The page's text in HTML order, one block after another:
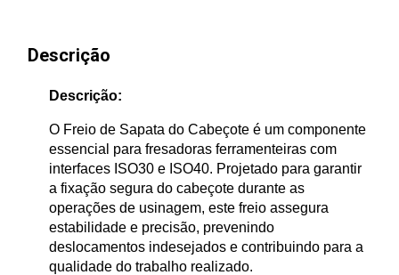
Descrição
Descrição:
O Freio de Sapata do Cabeçote é um componente
essencial para fresadoras ferramenteiras com
interfaces ISO30 e ISO40. Projetado para garantir
a fixação segura do cabeçote durante as
operações de usinagem, este freio assegura
estabilidade e precisão, prevenindo
deslocamentos indesejados e contribuindo para a
qualidade do trabalho realizado.